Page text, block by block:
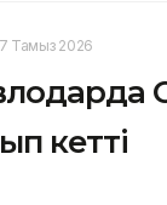
Тамыз 2026
кетті